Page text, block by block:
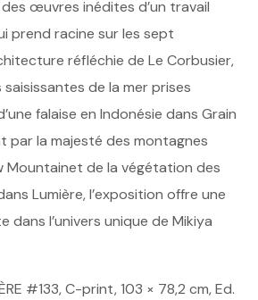
œuvres inédites d’un travail
prend racine sur les sept
réfléchie de Le Corbusier,
de la mer prises
falaise en Indonésie dans Grain
par la majesté des montagnes
Mountainet de la végétation des
Lumière, l’exposition offre une
dans l’univers unique de Mikiya
#133, C-print, 103 × 78,2 cm, Ed.